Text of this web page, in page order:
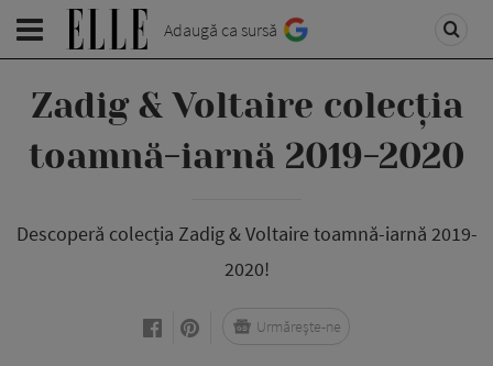
Adaugă ca sursă
Zadig & Voltaire colecția
toamnă-iarnă 2019-2020
Descoperă colecția Zadig & Voltaire toamnă-iarnă 2019-
2020!
Urmărește-ne